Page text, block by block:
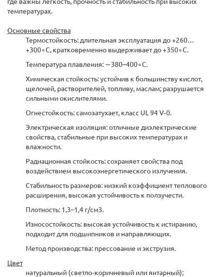
температурах.
Основные свойства
Термостойкость: длительная эксплуатация до +260…
+300∘C, кратковременно выдерживает до +350∘C.
Температура плавления: ∼380–400∘C.
Химическая стойкость: устойчив к большинству кислот,
щелочей, растворителей, топливу, маслам; разрушается
сильными окислителями.
Огнестойкость: самозатухает, класс UL 94 V‑0.
Электрическая изоляция: отличные диэлектрические
свойства, стабильные при высоких температурах и
влажности.
Радиационная стойкость: сохраняет свойства под
воздействием высокоэнергетического излучения.
Стабильность размеров: низкий коэффициент теплового
расширения, высокая устойчивость к ползучести.
Плотность: 1,3–1,4 г/см3.
Износостойкость: высокая устойчивость к истиранию,
подходит для подшипников и направляющих.
Метод производства: прессование и экструзия.
Цвет
натуральный (светло‑коричневый или янтарный);